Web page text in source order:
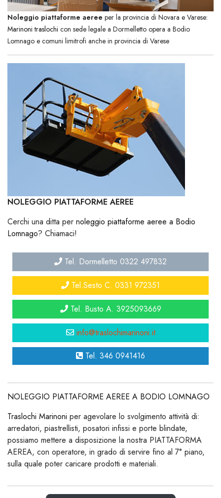
Noleggio piattaforme aeree per la provincia di Novara e Varese:
Marinoni traslochi con sede legale a Dormelletto opera a Bodio
Lomnago e comuni limitrofi anche in provincia di Varese
NOLEGGIO PIATTAFORME AEREE
Cerchi una ditta per noleggio piattaforme aeree a Bodio
Lomnago? Chiamaci!
Tel. Dormelletto 0322 497832
Tel.Sesto C. 0331 972351
Tel. Busto A. 3925093669
info@traslochimarinoni.it
Tel. 346 0941416
NOLEGGIO PIATTAFORME AEREE A BODIO LOMNAGO
Traslochi Marinoni per agevolare lo svolgimento attività di:
arredatori, piastrellisti, posatori infissi e porte blindate,
possiamo mettere a disposizione la nostra PIATTAFORMA
AEREA, con operatore, in grado di servire fino al 7° piano,
sulla quale poter caricare prodotti e materiali.